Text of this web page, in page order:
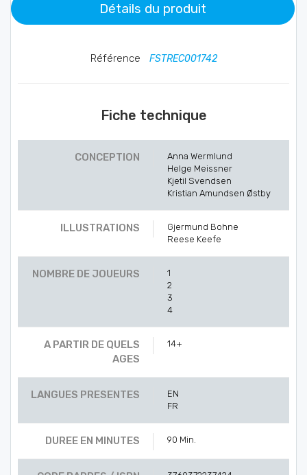
Détails du produit
Référence FSTREC001742
Fiche technique
CONCEPTION
Anna Wermlund
Helge Meissner
Kjetil Svendsen
Kristian Amundsen Østby
ILLUSTRATIONS
Gjermund Bohne
Reese Keefe
NOMBRE DE JOUEURS
1
2
3
4
A PARTIR DE QUELS
AGES
14+
LANGUES PRESENTES
EN
FR
DUREE EN MINUTES 90 Min.